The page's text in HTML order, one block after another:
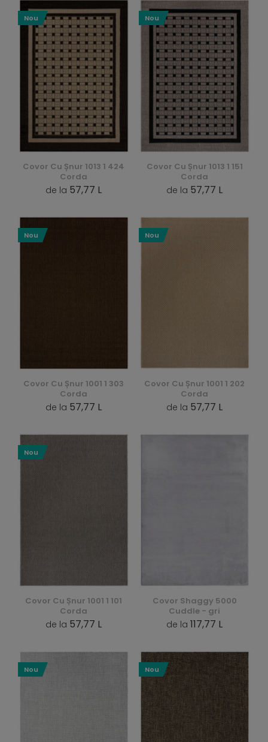
Covor Cu Șnur 1013 1 424
Corda
de la 57,77 L
Nou
Covor Cu Șnur 1013 1 151
Corda
de la 57,77 L
Nou
Covor Cu Șnur 1001 1 303
Corda
de la 57,77 L
Nou
Covor Cu Șnur 1001 1 202
Corda
de la 57,77 L
Nou
Covor Cu Șnur 1001 1 101
Corda
de la 57,77 L
Nou
Covor Shaggy 5000
Cuddle - gri
de la 117,77 L
Nou Nou